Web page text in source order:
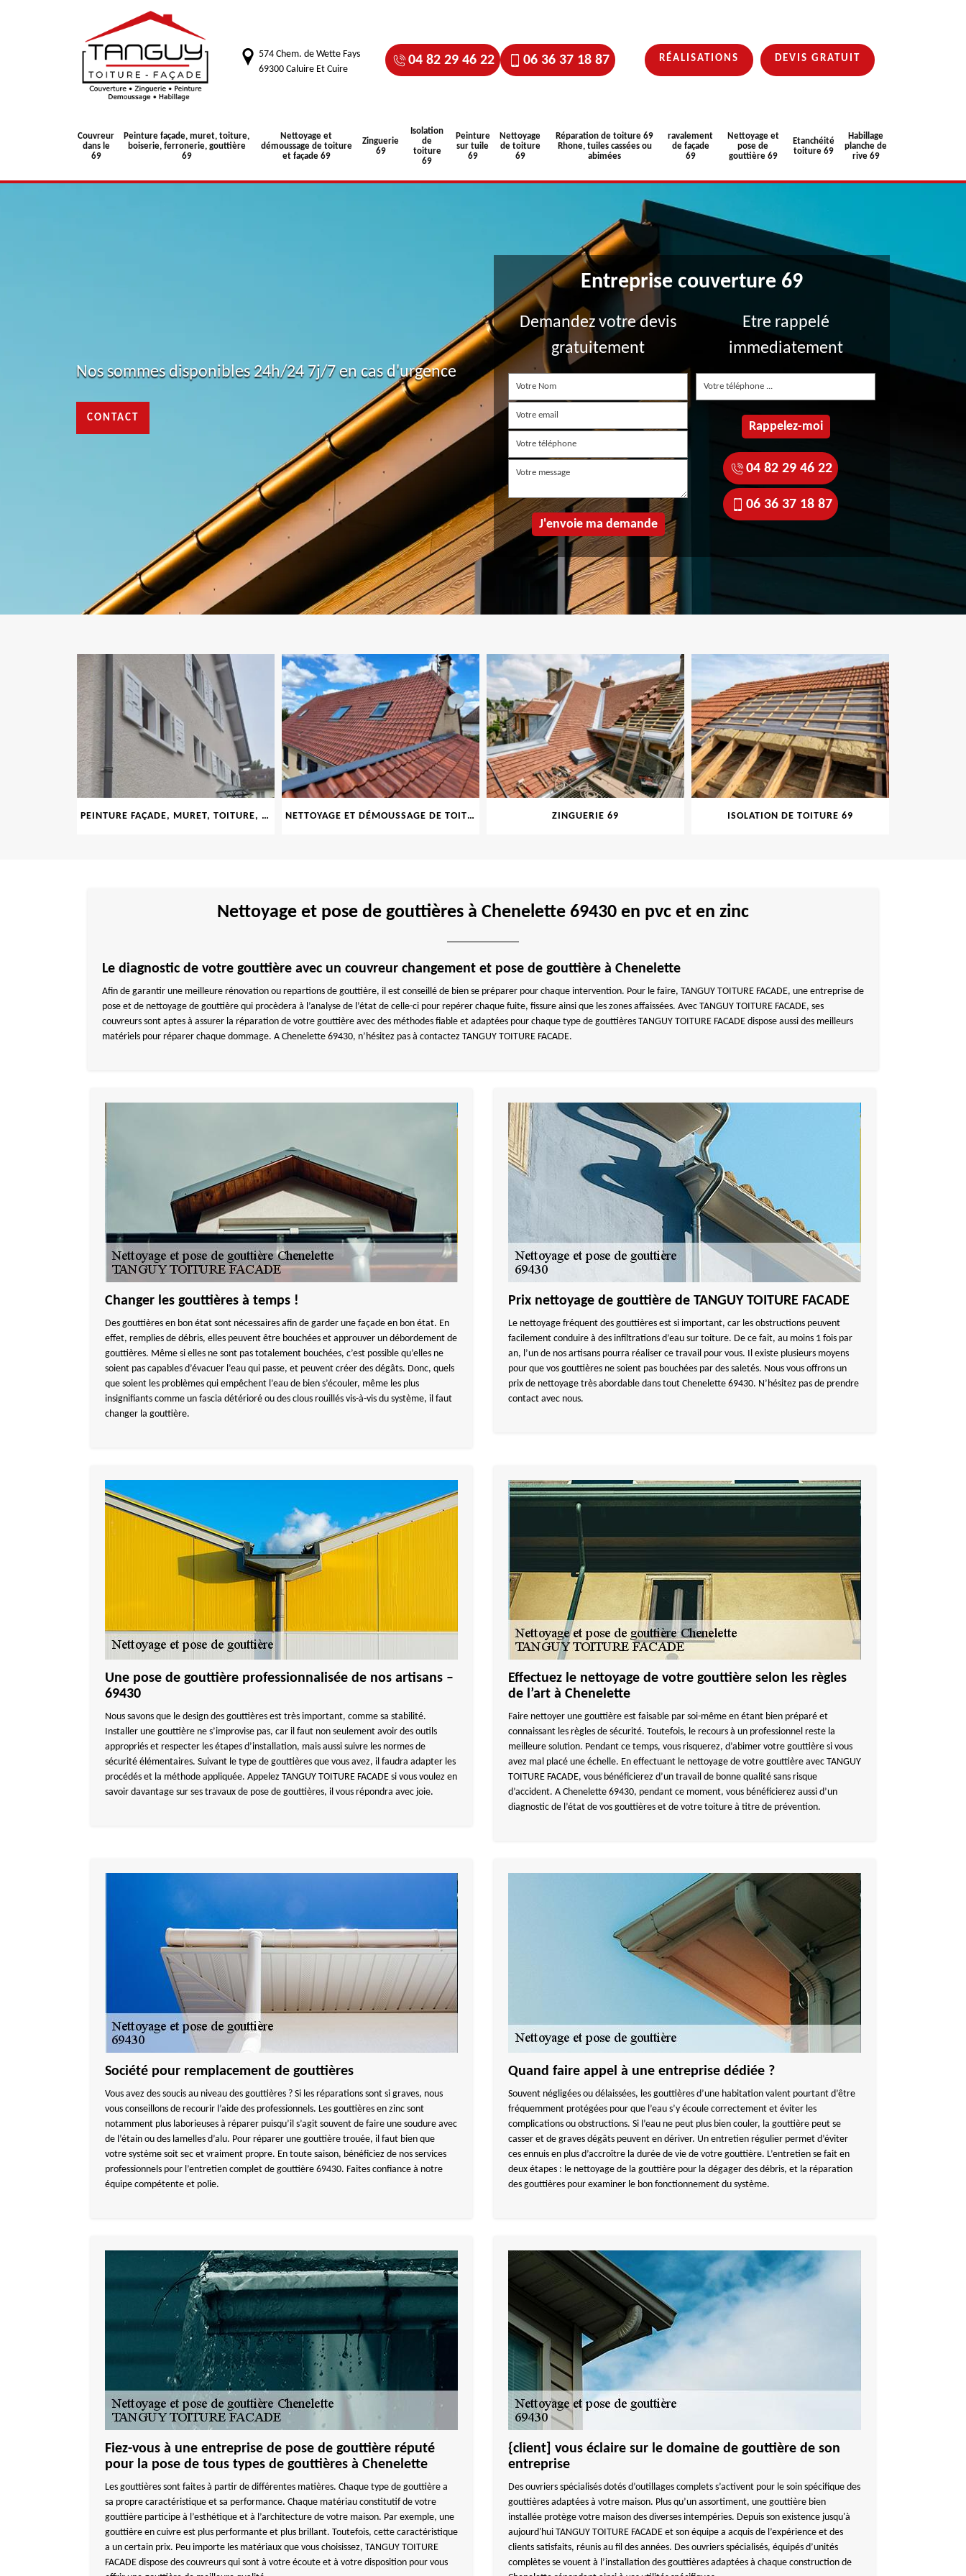
574 Chem. de Wette Fays
69300 Caluire Et Cuire
04 82 29 46 22 06 36 37 18 87 RÉALISATIONS DEVIS GRATUIT
Couvreur
dans le
69
Peinture façade, muret, toiture,
boiserie, ferronerie, gouttière
69
Nettoyage et
démoussage de toiture
et façade 69
Zinguerie
69
Isolation
de
toiture
69
Peinture
sur tuile
69
Nettoyage
de toiture
69
Réparation de toiture 69
Rhone, tuiles cassées ou
abimées
ravalement
de façade
69
Nettoyage et
pose de
gouttière 69
Etanchéité
toiture 69
Habillage
planche de
rive 69
Nos sommes disponibles 24h/24 7j/7 en cas d'urgence
CONTACT
Entreprise couverture 69
Demandez votre devis
gratuitement
Etre rappelé
immediatement
04 82 29 46 22
06 36 37 18 87
PEINTURE FAÇADE, MURET, TOITURE, BOISERIE, FERRONERIE, GOUTTIÈRE 69 NETTOYAGE ET DÉMOUSSAGE DE TOITURE ET FAÇADE 69 ZINGUERIE 69 ISOLATION DE TOITURE 69
Nettoyage et pose de gouttières à Chenelette 69430 en pvc et en zinc
Le diagnostic de votre gouttière avec un couvreur changement et pose de gouttière à Chenelette
Afin de garantir une meilleure rénovation ou repartions de gouttière, il est conseillé de bien se préparer pour chaque intervention. Pour le faire, TANGUY TOITURE FACADE, une entreprise de
pose et de nettoyage de gouttière qui procèdera à l’analyse de l’état de celle-ci pour repérer chaque fuite, fissure ainsi que les zones affaissées. Avec TANGUY TOITURE FACADE, ses
couvreurs sont aptes à assurer la réparation de votre gouttière avec des méthodes fiable et adaptées pour chaque type de gouttières TANGUY TOITURE FACADE dispose aussi des meilleurs
matériels pour réparer chaque dommage. A Chenelette 69430, n’hésitez pas à contactez TANGUY TOITURE FACADE.
Changer les gouttières à temps !
Des gouttières en bon état sont nécessaires afin de garder une façade en bon état. En
effet, remplies de débris, elles peuvent être bouchées et approuver un débordement de
gouttières. Même si elles ne sont pas totalement bouchées, c’est possible qu’elles ne
soient pas capables d’évacuer l’eau qui passe, et peuvent créer des dégâts. Donc, quels
que soient les problèmes qui empêchent l’eau de bien s’écouler, même les plus
insignifiants comme un fascia détérioré ou des clous rouillés vis-à-vis du système, il faut
changer la gouttière.
Prix nettoyage de gouttière de TANGUY TOITURE FACADE
Le nettoyage fréquent des gouttières est si important, car les obstructions peuvent
facilement conduire à des infiltrations d’eau sur toiture. De ce fait, au moins 1 fois par
an, l’un de nos artisans pourra réaliser ce travail pour vous. Il existe plusieurs moyens
pour que vos gouttières ne soient pas bouchées par des saletés. Nous vous offrons un
prix de nettoyage très abordable dans tout Chenelette 69430. N’hésitez pas de prendre
contact avec nous.
Une pose de gouttière professionnalisée de nos artisans –
69430
Nous savons que le design des gouttières est très important, comme sa stabilité.
Installer une gouttière ne s’improvise pas, car il faut non seulement avoir des outils
appropriés et respecter les étapes d’installation, mais aussi suivre les normes de
sécurité élémentaires. Suivant le type de gouttières que vous avez, il faudra adapter les
procédés et la méthode appliquée. Appelez TANGUY TOITURE FACADE si vous voulez en
savoir davantage sur ses travaux de pose de gouttières, il vous répondra avec joie.
Effectuez le nettoyage de votre gouttière selon les règles
de l’art à Chenelette
Faire nettoyer une gouttière est faisable par soi-même en étant bien préparé et
connaissant les règles de sécurité. Toutefois, le recours à un professionnel reste la
meilleure solution. Pendant ce temps, vous risquerez, d’abimer votre gouttière si vous
avez mal placé une échelle. En effectuant le nettoyage de votre gouttière avec TANGUY
TOITURE FACADE, vous bénéficierez d’un travail de bonne qualité sans risque
d’accident. A Chenelette 69430, pendant ce moment, vous bénéficierez aussi d’un
diagnostic de l’état de vos gouttières et de votre toiture à titre de prévention.
Société pour remplacement de gouttières
Vous avez des soucis au niveau des gouttières ? Si les réparations sont si graves, nous
vous conseillons de recourir l’aide des professionnels. Les gouttières en zinc sont
notamment plus laborieuses à réparer puisqu’il s’agit souvent de faire une soudure avec
de l’étain ou des lamelles d’alu. Pour réparer une gouttière trouée, il faut bien que
votre système soit sec et vraiment propre. En toute saison, bénéficiez de nos services
professionnels pour l’entretien complet de gouttière 69430. Faites confiance à notre
équipe compétente et polie.
Quand faire appel à une entreprise dédiée ?
Souvent négligées ou délaissées, les gouttières d’une habitation valent pourtant d’être
fréquemment protégées pour que l’eau s’y écoule correctement et éviter les
complications ou obstructions. Si l’eau ne peut plus bien couler, la gouttière peut se
casser et de graves dégâts peuvent en dériver. Un entretien régulier permet d’éviter
ces ennuis en plus d’accroître la durée de vie de votre gouttière. L’entretien se fait en
deux étapes : le nettoyage de la gouttière pour la dégager des débris, et la réparation
des gouttières pour examiner le bon fonctionnement du système.
Fiez-vous à une entreprise de pose de gouttière réputé
pour la pose de tous types de gouttières à Chenelette
Les gouttières sont faites à partir de différentes matières. Chaque type de gouttière a
sa propre caractéristique et sa performance. Chaque matériau constitutif de votre
gouttière participe à l’esthétique et à l’architecture de votre maison. Par exemple, une
gouttière en cuivre est plus performante et plus brillant. Toutefois, cette caractéristique
a un certain prix. Peu importe les matériaux que vous choisissez, TANGUY TOITURE
FACADE dispose des couvreurs qui sont à votre écoute et à votre disposition pour vous
{client] vous éclaire sur le domaine de gouttière de son
entreprise
Des ouvriers spécialisés dotés d’outillages complets s’activent pour le soin spécifique des
gouttières adaptées à votre maison. Plus qu’un assortiment, une gouttière bien
installée protège votre maison des diverses intempéries. Depuis son existence jusqu'à
aujourd'hui TANGUY TOITURE FACADE et son équipe a acquis de l’expérience et des
clients satisfaits, réunis au fil des années. Des ouvriers spécialisés, équipés d’unités
complètes se vouent à l’installation des gouttières adaptées à chaque construction de